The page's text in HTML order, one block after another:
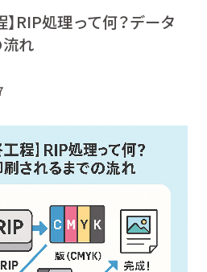
RIP処理って何？データ
れ